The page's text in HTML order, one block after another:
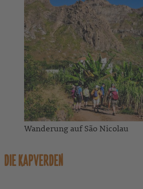
Wanderung auf São Nicolau
DIE KAPVERDEN